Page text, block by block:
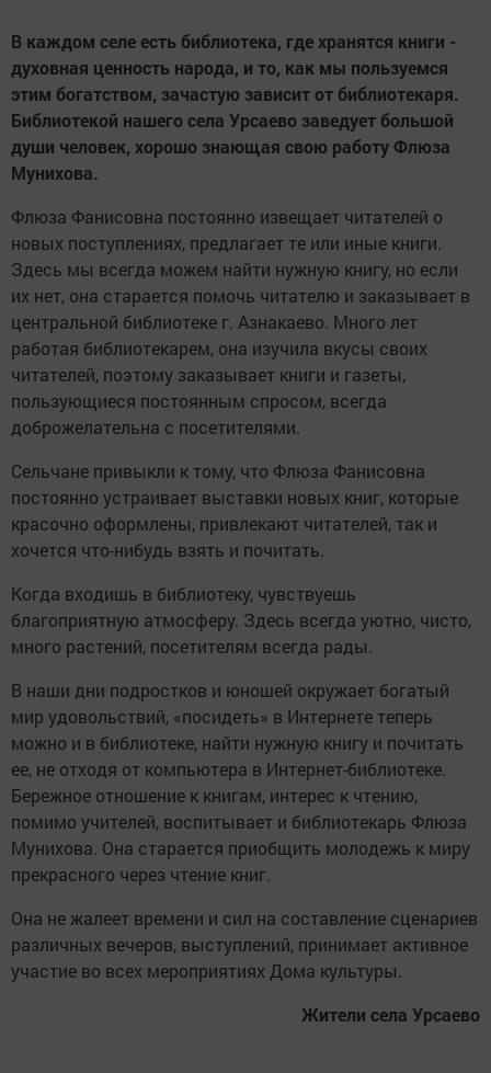
В каждом селе есть библиотека, где хранятся книги -
духовная ценность народа, и то, как мы пользуемся
этим богатством, зачастую зависит от библиотекаря.
Библиотекой нашего села Урсаево заведует большой
души человек, хорошо знающая свою работу Флюза
Мунихова.
Флюза Фанисовна постоянно извещает читателей о
новых поступлениях, предлагает те или иные книги.
Здесь мы всегда можем найти нужную книгу, но если
их нет, она старается помочь читателю и заказывает в
центральной библиотеке г. Азнакаево. Много лет
работая библиотекарем, она изучила вкусы своих
читателей, поэтому заказывает книги и газеты,
пользующиеся постоянным спросом, всегда
доброжелательна с посетителями.
Сельчане привыкли к тому, что Флюза Фанисовна
постоянно устраивает выставки новых книг, которые
красочно оформлены, привлекают читателей, так и
хочется что-нибудь взять и почитать.
Когда входишь в библиотеку, чувствуешь
благоприятную атмосферу. Здесь всегда уютно, чисто,
много растений, посетителям всегда рады.
В наши дни подростков и юношей окружает богатый
мир удовольствий, «посидеть» в Интернете теперь
можно и в библиотеке, найти нужную книгу и почитать
ее, не отходя от компьютера в Интернет-библиотеке.
Бережное отношение к книгам, интерес к чтению,
помимо учителей, воспитывает и библиотекарь Флюза
Мунихова. Она старается приобщить молодежь к миру
прекрасного через чтение книг.
Она не жалеет времени и сил на составление сценариев
различных вечеров, выступлений, принимает активное
участие во всех мероприятиях Дома культуры.
Жители села Урсаево